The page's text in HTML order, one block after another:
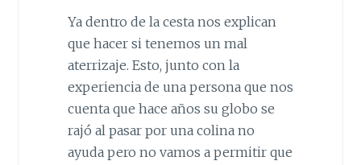
Ya dentro de la cesta nos explican
que hacer si tenemos un mal
aterrizaje. Esto, junto con la
experiencia de una persona que nos
cuenta que hace años su globo se
rajó al pasar por una colina no
ayuda pero no vamos a permitir que